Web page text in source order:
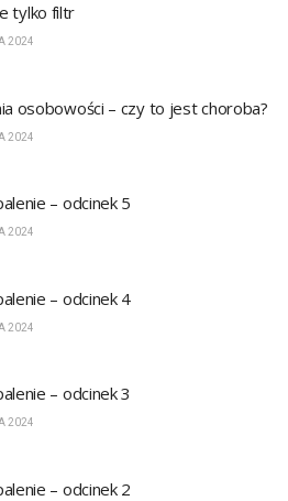
tylko filtr
2024
osobowości – czy to jest choroba?
2024
– odcinek 5
2024
– odcinek 4
2024
– odcinek 3
2024
– odcinek 2